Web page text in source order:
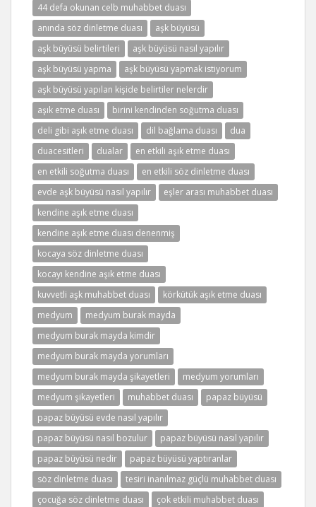
44 defa okunan celb muhabbet duası
anında söz dinletme duası
aşk büyüsü
aşk büyüsü belirtileri
aşk büyüsü nasıl yapılır
aşk büyüsü yapma
aşk büyüsü yapmak istiyorum
aşk büyüsü yapılan kişide belirtiler nelerdir
aşık etme duası
birini kendinden soğutma duası
deli gibi aşık etme duası
dil bağlama duası
dua
duacesitleri
dualar
en etkili aşık etme duası
en etkili soğutma duası
en etkili söz dinletme duası
evde aşk büyüsü nasıl yapılır
eşler arası muhabbet duası
kendine aşık etme duası
kendine aşık etme duası denenmiş
kocaya söz dinletme duası
kocayı kendine aşık etme duası
kuvvetli aşk muhabbet duası
körkütük aşık etme duası
medyum
medyum burak mayda
medyum burak mayda kimdir
medyum burak mayda yorumları
medyum burak mayda şikayetleri
medyum yorumları
medyum şikayetleri
muhabbet duası
papaz büyüsü
papaz büyüsü evde nasıl yapılır
papaz büyüsü nasıl bozulur
papaz büyüsü nasıl yapılır
papaz büyüsü nedir
papaz büyüsü yaptıranlar
söz dinletme duası
tesiri inanılmaz güçlü muhabbet duası
çocuğa söz dinletme duası
çok etkili muhabbet duası